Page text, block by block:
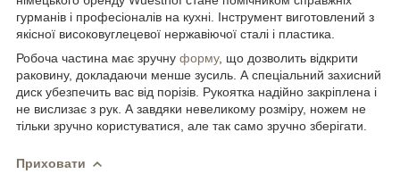
гурманів і професіоналів на кухні. Інструмент виготовлений з
якісної високовуглецевої нержавіючої сталі і пластика.
Робоча частина має зручну форму, що дозволить відкрити
раковину, докладаючи менше зусиль. А спеціальний захисний
диск убезпечить вас від порізів. Рукоятка надійно закріплена і
не вислизає з рук. А завдяки невеликому розміру, ножем не
тільки зручно користуватися, але так само зручно зберігати.
Приховати